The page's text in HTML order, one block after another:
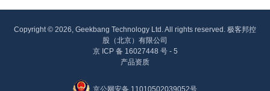
Copyright © 2026, Geekbang Technology Ltd. All rights reserved. 极客邦控
股（北京）有限公司
京 ICP 备 16027448 号 - 5
产品资质
京公网安备 11010502039052号